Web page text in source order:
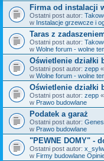
Firma od instalacji
Ostatni post autor:
w Instalacje grzewcze i
Taras z
Ostatni post autor:
w Wolne forum - wolne
Oświetlenie działki
Ostatni post autor: zepp «
w Wolne forum - wolne
Oświetlenie działki
Ostatni post autor: zepp «
w Prawo budowlane
Podatek a garaż
Ostatni post autor:
w Prawo budowlane
"PEWNE DOMY" -
Ostatni post autor:
w Firmy budowlane